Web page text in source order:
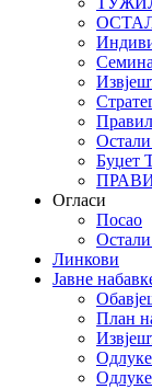
Буџет
Огласи
Посао
Остали
Линкови
Јавне
План